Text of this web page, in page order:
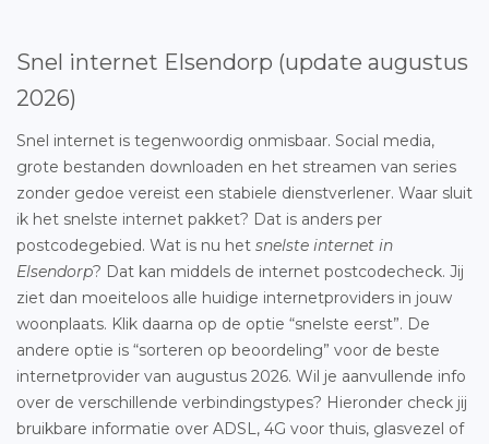
Snel internet Elsendorp (update augustus
2026)
Snel internet is tegenwoordig onmisbaar. Social media,
grote bestanden downloaden en het streamen van series
zonder gedoe vereist een stabiele dienstverlener. Waar sluit
ik het snelste internet pakket? Dat is anders per
postcodegebied. Wat is nu het snelste internet in
Elsendorp? Dat kan middels de internet postcodecheck. Jij
ziet dan moeiteloos alle huidige internetproviders in jouw
woonplaats. Klik daarna op de optie “snelste eerst”. De
andere optie is “sorteren op beoordeling” voor de beste
internetprovider van augustus 2026. Wil je aanvullende info
over de verschillende verbindingstypes? Hieronder check jij
bruikbare informatie over ADSL, 4G voor thuis, glasvezel of